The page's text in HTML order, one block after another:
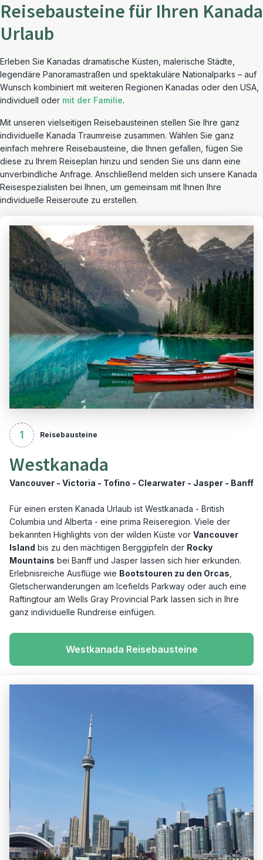
Reisebausteine für Ihren Kanada
Urlaub
Erleben Sie Kanadas dramatische Küsten, malerische Städte,
legendäre Panoramastraßen und spektakuläre Nationalparks – auf
Wunsch kombiniert mit weiteren Regionen Kanadas oder den USA,
individuell oder mit der Familie.
Mit unseren vielseitigen Reisebausteinen stellen Sie Ihre ganz
individuelle Kanada Traumreise zusammen. Wählen Sie ganz
einfach mehrere Reisebausteine, die Ihnen gefallen, fügen Sie
diese zu Ihrem Reiseplan hinzu und senden Sie uns dann eine
unverbindliche Anfrage. Anschließend melden sich unsere Kanada
Reisespezialisten bei Ihnen, um gemeinsam mit Ihnen Ihre
individuelle Reiseroute zu erstellen.
1 Reisebausteine
Westkanada
Vancouver - Victoria - Tofino - Clearwater - Jasper - Banff
Für einen ersten Kanada Urlaub ist Westkanada - British
Columbia und Alberta - eine prima Reiseregion. Viele der
bekannten Highlights von der wilden Küste vor Vancouver
Island bis zu den mächtigen Berggipfeln der Rocky
Mountains bei Banff und Jasper lassen sich hier erkunden.
Erlebnisreiche Ausflüge wie Bootstouren zu den Orcas
Gletscherwanderungen am Icefields Parkway oder auch eine
Raftingtour am Wells Gray Provincial Park lassen sich in Ihre
ganz individuelle Rundreise einfügen.
Westkanada Reisebausteine